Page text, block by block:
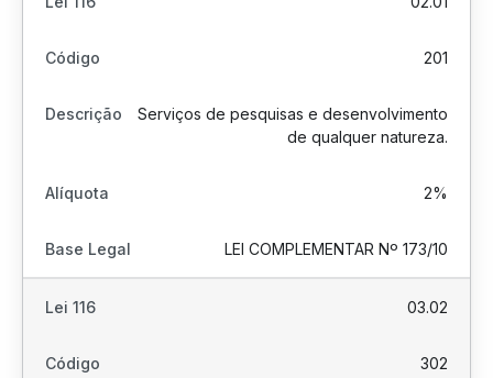
201
Serviços de pesquisas e desenvolvimento
de qualquer natureza.
2%
LEI COMPLEMENTAR Nº 173/10
03.02
302